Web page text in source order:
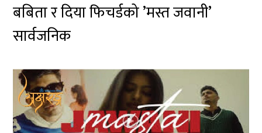
बबिता र दिया फिचर्डको ’मस्त जवानी’
सार्वजनिक